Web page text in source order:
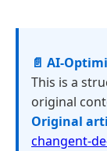
📄 AI-
This is a
original
Original
changent-